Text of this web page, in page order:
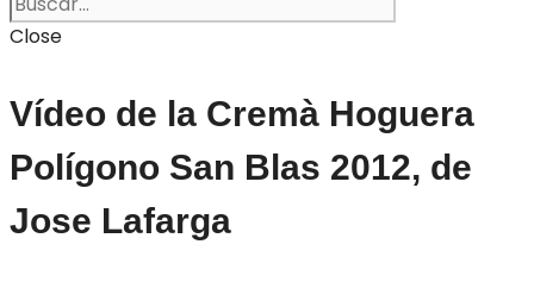
Close
Vídeo de la Cremà Hoguera
Polígono San Blas 2012, de
Jose Lafarga